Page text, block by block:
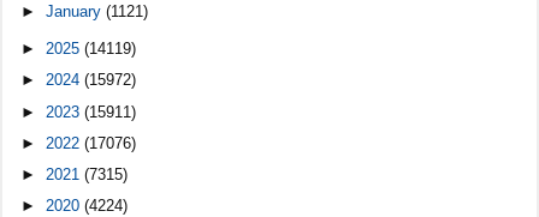
►January(1121)
►2025(14119)
►2024(15972)
► 2023(15911)
► 2022(17076)
► 2021(7315)
►2020(4224)